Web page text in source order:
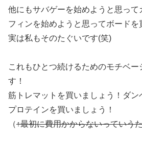
他にもサバゲーを始めようと思って
フィンを始めようと思ってボードを
実は私もそのたぐいです(笑)
これもひとつ続けるためのモチベー
す！
筋トレマットを買いましょう！ダン
プロテインを買いましょう！
（↑最初に費用かからないっていう